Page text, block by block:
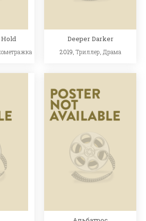
Hold Deeper Darker
2019, Триллер, Драма